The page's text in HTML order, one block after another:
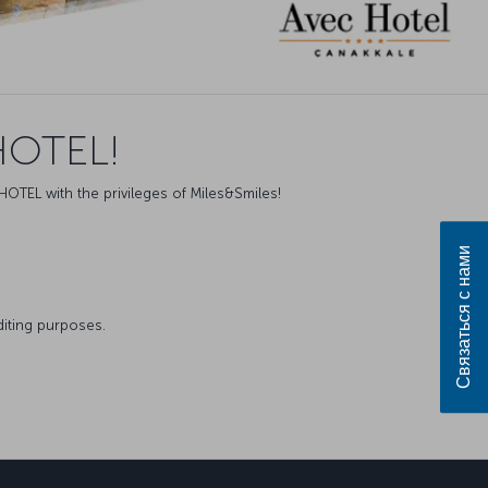
with the privileges of Miles&Smiles!
purposes. Связаться с нами